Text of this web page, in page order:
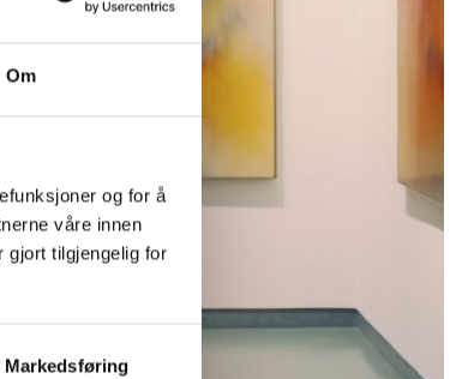
Om
og for å
våre innen
gjort tilgjengelig for
Markedsføring